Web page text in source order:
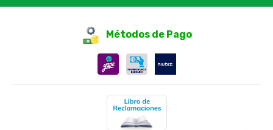
Métodos de Pago